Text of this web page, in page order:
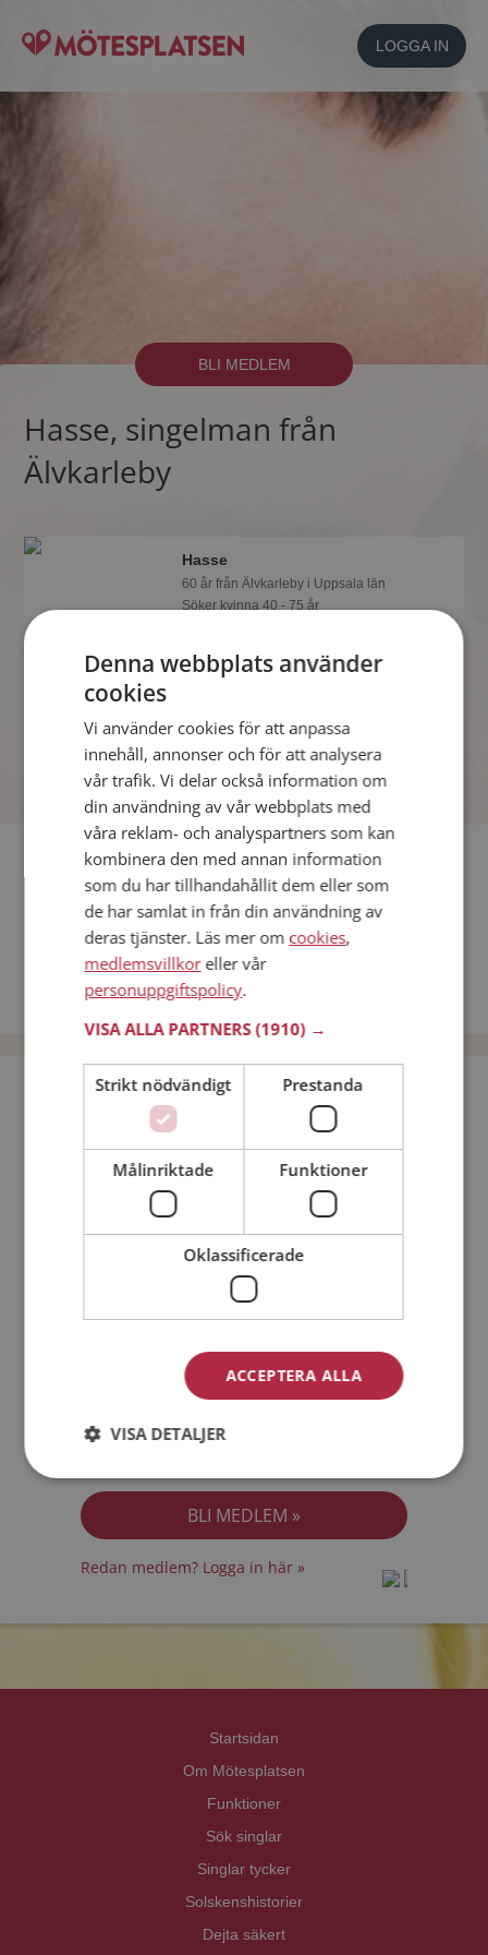
LOGGA IN
BLI MEDLEM
Hasse, singelman från
Älvkarleby
Hasse
60 år från Älvkarleby i Uppsala län
Söker kvinna 40 - 75 år
Hasse och tusentals andra singlar på
Mötesplatsen! Ta chansen att se vilka
Fler singlar
Fler singelmän från Älvkarleby:Max,Christopher,Olof
Kvinnor från Älvkarleby
Dejta kvinnor i Sverige
Dejta män i Sverige
Bli medlem utan kostnad!
Jag är en: Man Kvinna
Min ålder:
Jag accepterarMedlemsvillkoren
Redan medlem? Logga in här »
Startsidan
Om Mötesplatsen
Funktioner
Sök singlar
Singlar tycker
Solskenshistorier
Dejta säkert
Denna webbplats använder
cookies
Vi använder cookies för att anpassa
innehåll, annonser och för att analysera
vår trafik. Vi delar också information om
din användning av vår webbplats med
våra reklam- och analyspartners som kan
kombinera den med annan information
som du har tillhandahållit dem eller som
de har samlat in från din användning av
deras tjänster. Läs mer om cookies,
medlemsvillkoreller vår
personuppgiftspolicy.
VISA ALLA PARTNERS(1910) →
Strikt nödvändigt Prestanda
Målinriktade Funktioner
Oklassificerade
ACCEPTERA ALLA
VISA DETALJER